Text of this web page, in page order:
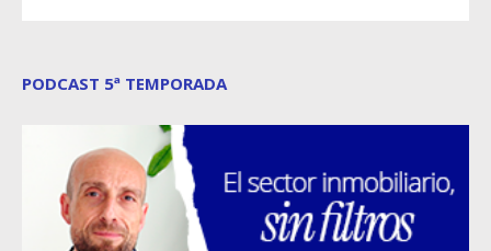
PODCAST 5ª TEMPORADA